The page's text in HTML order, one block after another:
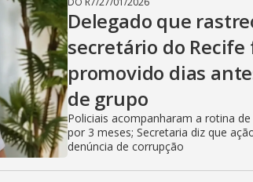
Delegado que
secretário do Recife
promovido dias
de grupo
Policiais acompanharam a rotina
por 3 meses; Secretaria diz que
denúncia de corrupção